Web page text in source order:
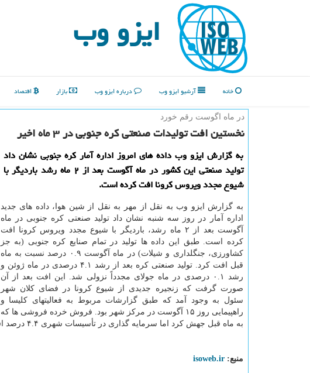
ایزو وب
خانه آرشیو ایزو وب درباره ایزو وب بازار اقتصاد
در ماه اگوست رقم خورد
نخستین افت تولیدات صنعتی كره جنوبی در ۳ ماه اخیر
به گزارش ایزو وب داده های امروز اداره آمار كره جنوبی نشان داد
تولید صنعتی این كشور در ماه آگوست بعد از ۲ ماه رشد باردیگر با
شیوع مجدد ویروس كرونا افت كرده است.
به گزارش ایزو وب به نقل از مهر به نقل از شین هوا، داده های جدید
اداره آمار در روز سه شنبه نشان داد تولید صنعتی کره جنوبی در ماه
آگوست بعد از ۲ ماه رشد، باردیگر با شیوع مجدد ویروس کرونا افت
کرده است. طبق این داده ها تولید در تمام صنایع کره جنوبی (به جز
کشاورزی، جنگلداری و شیلات) در ماه آگوست ۰.۹ درصد نسبت به ماه
قبل افت کرد. تولید صنعتی کره بعد از رشد ۴.۱ درصدی در ماه ژوئن و
رشد ۰.۱ درصدی در ماه جولای مجدداً نزولی شد. این افت بعد از آن
صورت گرفت که زنجیره جدیدی از شیوع کرونا در فضای کلان شهر
سئول به وجود آمد که طبق گزارشات مربوط به فعالیتهای کلیسا و
به ماه قبل جهش کرد اما سرمایه گذاری در تأسیسات شهری ۴.۴ درصد افت کرد.
منبع: isoweb.ir